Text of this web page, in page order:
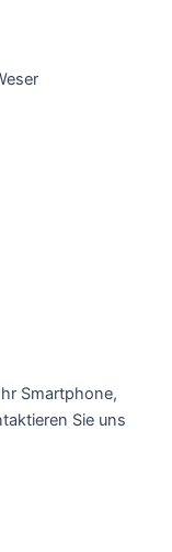
Smartphone,
Sie uns